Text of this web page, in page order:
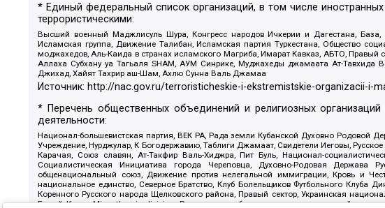
* Единый федеральный список организаций, в том числе
террористическими:
Высший военный Маджлисуль Шура, Конгресс народов Ичкерии и Дагестана, База,
Исламская группа, Движение Талибан, Исламская партия Туркестана, Общество
моджахедов, Аль-Каида в странах исламского Магриба, Имарат Кавказ, АБТО,
Аллаха Субхану уа Тагьаля SHAM, АУМ Синрике, Муджахеды джамаата Ат-Тавхида
Джихад, Хайят Тахрир аш-Шам, Ахлю Сунна Валь Джамаа
Источник: http://nac.gov.ru/terroristicheskie-i-ekstremistskie-organizacii-i-
* Перечень общественных объединений и религиозных
деятельности:
Национал-большевистская партия, ВЕК РА, Рада земли Кубанской Духовно
Учреждение, Нурджулар, К Богодержавию, Таблиги Джамаат, Свидетели Иеговы,
Карачая, Союз славян, Ат-Такфир Валь-Хиджра, Пит Буль, Национал-
Социалистическая Инициатива города Череповца, Духовно-Родовая Держава
общенациональный союз, Движение против нелегальной иммиграции, Кровь и
национальное единство, Северное Братство, Клуб Болельщиков Футбольного
Коренного Русского народа Щелковского района, Правый сектор, Украинская
Белый Крест, Misanthropic division, Религиозное объединение последователей